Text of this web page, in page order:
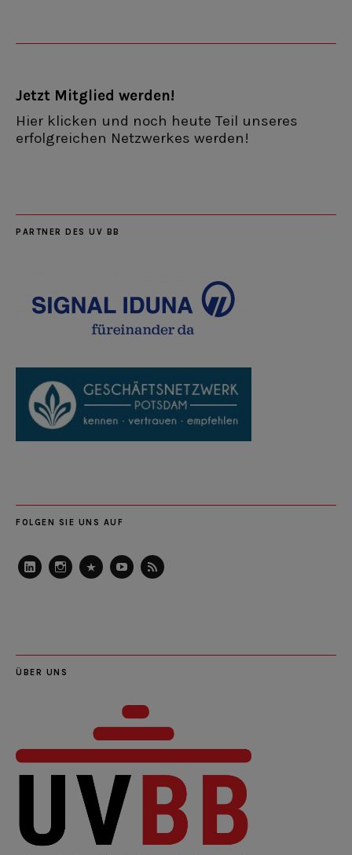
Jetzt Mitglied werden!
Hier klicken und noch heute Teil unseres
erfolgreichen Netzwerkes werden!
PARTNER DES UV BB
FOLGEN SIE UNS AUF
ÜBER UNS